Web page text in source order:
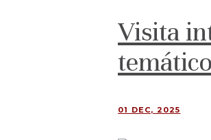
Visita
temático
01 DEC, 2025